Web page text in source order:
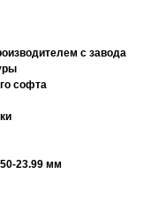
с завода
софта
23.99 мм